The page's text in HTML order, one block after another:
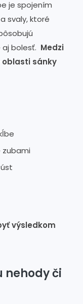
je spojením
svaly, ktoré
bolesť. Medzi
sánky
zubami
výsledkom
nehody či